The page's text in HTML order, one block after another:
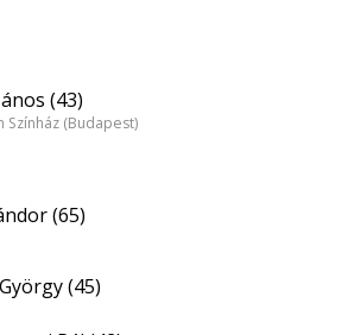
(43)
Színház (Budapest)
(65)
(45)